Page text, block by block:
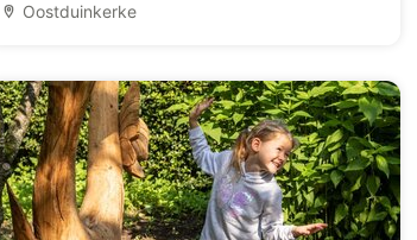
Oostduinkerke